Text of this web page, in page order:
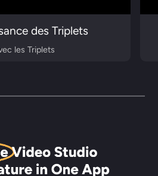
des Triplets
les Triplets